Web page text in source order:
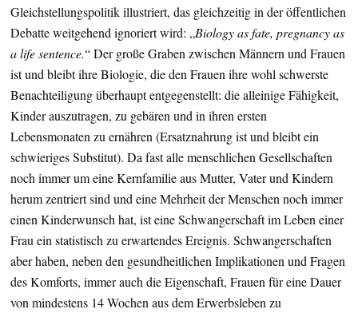
Gleichstellungspolitik illustriert, das gleichzeitig in der öffentlichen
Debatte weitgehend ignoriert wird: „Biology as fate, pregnancy as
a life sentence.“ Der große Graben zwischen Männern und Frauen
ist und bleibt ihre Biologie, die den Frauen ihre wohl schwerste
Benachteiligung überhaupt entgegenstellt: die alleinige Fähigkeit,
Kinder auszutragen, zu gebären und in ihren ersten
Lebensmonaten zu ernähren (Ersatznahrung ist und bleibt ein
schwieriges Substitut). Da fast alle menschlichen Gesellschaften
noch immer um eine Kernfamilie aus Mutter, Vater und Kindern
herum zentriert sind und eine Mehrheit der Menschen noch immer
einen Kinderwunsch hat, ist eine Schwangerschaft im Leben einer
Frau ein statistisch zu erwartendes Ereignis. Schwangerschaften
aber haben, neben den gesundheitlichen Implikationen und Fragen
des Komforts, immer auch die Eigenschaft, Frauen für eine Dauer
von mindestens 14 Wochen aus dem Erwerbsleben zu